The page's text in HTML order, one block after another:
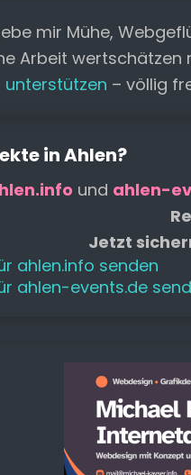
mir Mühe,
Arbeit
unterstützen – völlig
in Ahlen?
und ahlen-
Jetzt
ahlen.info senden
ahlen-events.de